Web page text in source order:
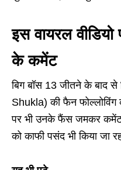
इस वायरल
के कमेंट
बिग बॉस 13 जीतने के बाद से
Shukla) की फैन फोल्लोविंग
पर भी उनके फैंस जमकर
को काफी पसंद भी किया जा